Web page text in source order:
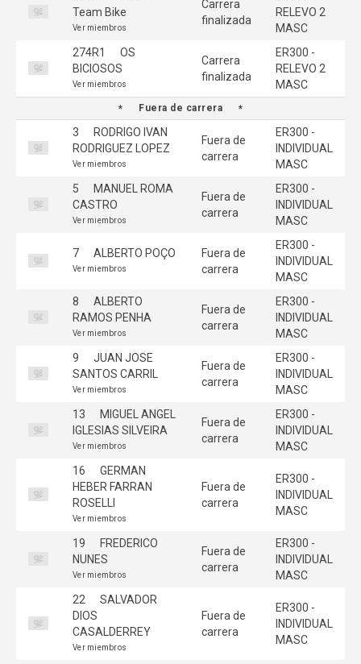
Team Bike
Ver miembros
Carrera
finalizada
RELEVO 2
MASC
274R1
OS
BICIOSOS
Ver miembros
Carrera
finalizada
ER300 -
RELEVO 2
MASC
Fuera de carrera
3
RODRIGO IVAN
RODRIGUEZ LOPEZ
Ver miembros
Fuera de
carrera
ER300 -
INDIVIDUAL
MASC
5
MANUEL ROMA
CASTRO
Ver miembros
Fuera de
carrera
ER300 -
INDIVIDUAL
MASC
7 ALBERTO POÇO
Ver miembros
Fuera de
carrera
ER300 -
INDIVIDUAL
MASC
8
ALBERTO
RAMOS PENHA
Ver miembros
Fuera de
carrera
ER300 -
INDIVIDUAL
MASC
9
JUAN JOSE
SANTOS CARRIL
Ver miembros
Fuera de
carrera
ER300 -
INDIVIDUAL
MASC
13
MIGUEL ANGEL
IGLESIAS SILVEIRA
Ver miembros
Fuera de
carrera
ER300 -
INDIVIDUAL
MASC
16
GERMAN
HEBER FARRAN
ROSELLI
Ver miembros
Fuera de
carrera
ER300 -
INDIVIDUAL
MASC
19
FREDERICO
NUNES
Ver miembros
Fuera de
carrera
ER300 -
INDIVIDUAL
MASC
22
SALVADOR
DIOS
CASALDERREY
Ver miembros
Fuera de
carrera
ER300 -
INDIVIDUAL
MASC